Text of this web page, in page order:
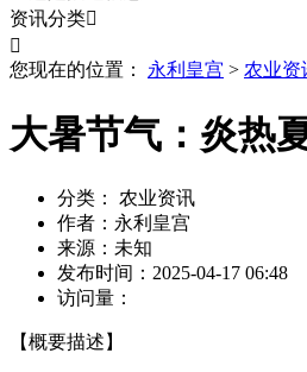
资讯分类

您现在的位置：
永利皇宫 > 农业资
大暑节气：炎热
分类：
农业资讯
作者： 永利皇宫
来源： 未知
发布时间： 2025-04-17 06:48
访问量：
【概要描述】